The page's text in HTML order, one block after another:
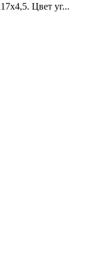
Цвет уг...